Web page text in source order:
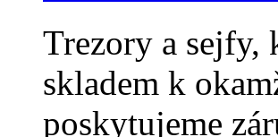
Trezory a sejfy,
skladem k
poskytujeme